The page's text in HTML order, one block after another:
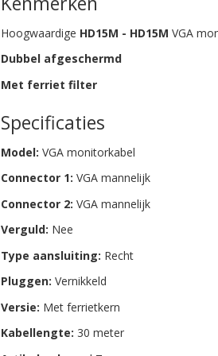
Hoogwaardige HD15M - HD15M VGA
Dubbel afgeschermd
Met ferriet filter
Specificaties
Model: VGA monitorkabel
Connector 1: VGA mannelijk
Connector 2: VGA mannelijk
Verguld: Nee
Type aansluiting: Recht
Pluggen: Vernikkeld
Versie: Met ferrietkern
Kabellengte: 30 meter